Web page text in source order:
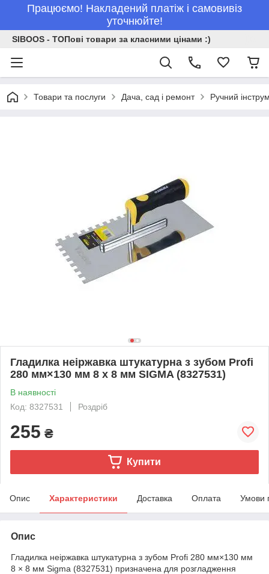
Працюємо! Накладений платіж і самовивіз
уточнюйте!
SIBOOS - ТОПові товари за класними цінами :)
Товари та послуги Дача, сад і ремонт Ручний
Гладилка неіржавка штукатурна з зубом Profi
280 мм×130 мм 8 х 8 мм SIGMA (8327531)
В наявності
Код: 8327531
Роздріб
255 ₴
Купити
Опис Характеристики Доставка Оплата Умови
Опис
Гладилка неіржавка штукатурна з зубом Profi 280 мм×130 мм
8 × 8 мм Sigma (8327531) призначена для розгладження